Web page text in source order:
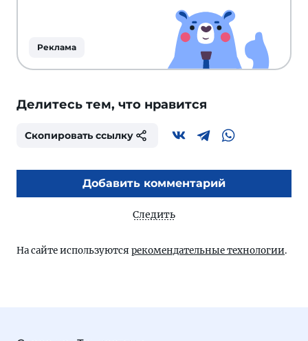
Реклама
Делитесь тем, что нравится
Скопировать ссылку
Добавить комментарий
Следить
На сайте используются рекомендательные технологии.